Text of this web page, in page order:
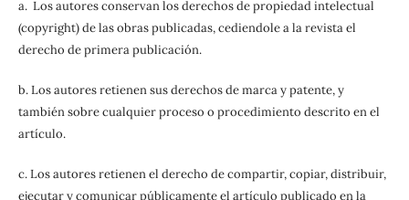
a. Los autores conservan los derechos de propiedad intelectual
(copyright) de las obras publicadas, cediendole a la revista el
derecho de primera publicación.
b. Los autores retienen sus derechos de marca y patente, y
también sobre cualquier proceso o procedimiento descrito en el
artículo.
c. Los autores retienen el derecho de compartir, copiar, distribuir,
ejecutar y comunicar públicamente el artículo publicado en la